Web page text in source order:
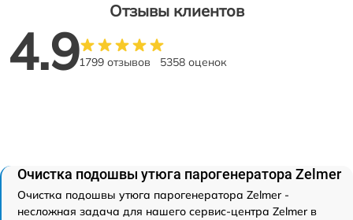
Отзывы клиентов
4.91799 отзывов 5358 оценок
Очистка подошвы утюга парогенератора Zelmer
Очистка подошвы утюга парогенератора Zelmer -
несложная задача для нашего сервис-центра Zelmer в